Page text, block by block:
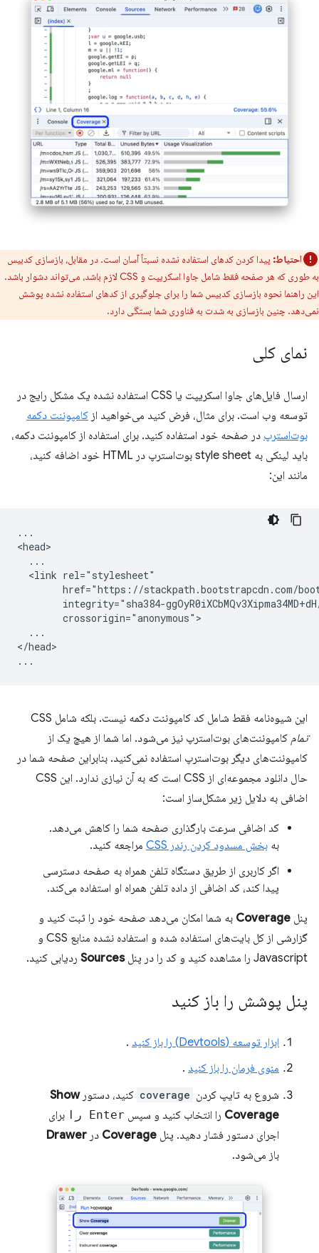
احتیاط: پیدا کردن کدهای استفاده نشده نسبتاً آسان است. در مقابل، بازسازی کدبیس
به طوری که هر صفحه فقط شامل جاوا اسکریپت و CSS لازم باشد، می‌تواند دشوار باشد.
این راهنما نحوه بازسازی کدبیس شما را برای جلوگیری از کدهای استفاده نشده پوشش
نمی‌دهد. چنین بازسازی به شدت به فناوری شما بستگی دارد.
نمای کلی
ارسال فایل‌های جاوا اسکریپت یا CSS استفاده نشده یک مشکل رایج در
توسعه وب است. برای مثال، فرض کنید می‌خواهید از کامپوننت دکمه
بوت‌استرپ در صفحه خود استفاده کنید. برای استفاده از کامپوننت دکمه،
باید لینکی به style sheet بوت‌استرپ در HTML خود اضافه کنید،
مانند این:
...
<head>
  ...
  <link rel="stylesheet"
href="https://stackpath.bootstrapcdn.com/
integrity="sha384-
        crossorigin="anonymous">
  ...
</head>
این شیوه‌نامه فقط شامل کد کامپوننت دکمه نیست. بلکه شامل CSS
تمام کامپوننت‌های بوت‌استرپ نیز می‌شود. اما شما از هیچ یک از
کامپوننت‌های دیگر بوت‌استرپ استفاده نمی‌کنید. بنابراین صفحه شما در
حال دانلود مجموعه‌ای از CSS است که به آن نیازی ندارد. این CSS
اضافی به دلایل زیر مشکل‌ساز است:
کد اضافی سرعت بارگذاری صفحه شما را کاهش می‌دهد.
به بخش مسدود کردن رندر CSS
مراجعه کنید.
اگر کاربری از طریق دستگاه تلفن همراه به صفحه دسترسی
پیدا کند، کد اضافی از داده تلفن همراه او استفاده می‌کند.
پنل Coverage به شما امکان می‌دهد صفحه خود را ثبت کنید و
گزارشی از کل بایت‌های استفاده شده و استفاده نشده منابع CSS و
Javascript را مشاهده کنید و کد را در پنل
Sources ردیابی کنید.
پنل پوشش را باز کنید
ابزار توسعه (Devtools) را باز کنید
.
منوی فرمان را باز کنید .
شروع به تایپ کردن coverage کنید، دستورShow
Coverage را انتخاب کنید و سپس Enter را
برای
اجرای دستور فشار دهید. پنل Coverage در Drawer
باز می‌شود.